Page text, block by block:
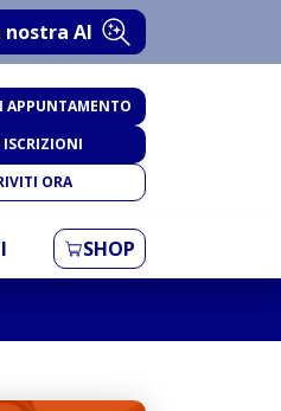
nostra AI
APPUNTAMENTO
ORA
SHOP